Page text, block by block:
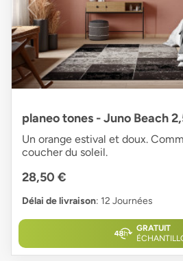
planeo tones - Juno Beach
Un orange estival et doux.
coucher du soleil.
28,50 €
Délai de livraison: 12 Journées
GRATUIT